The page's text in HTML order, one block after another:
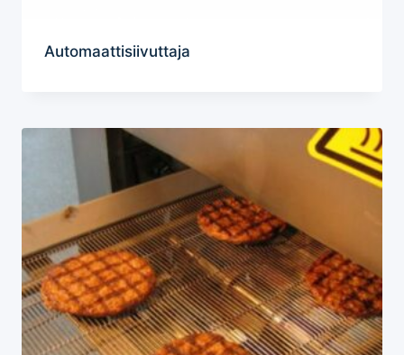
Automaattisiivuttaja